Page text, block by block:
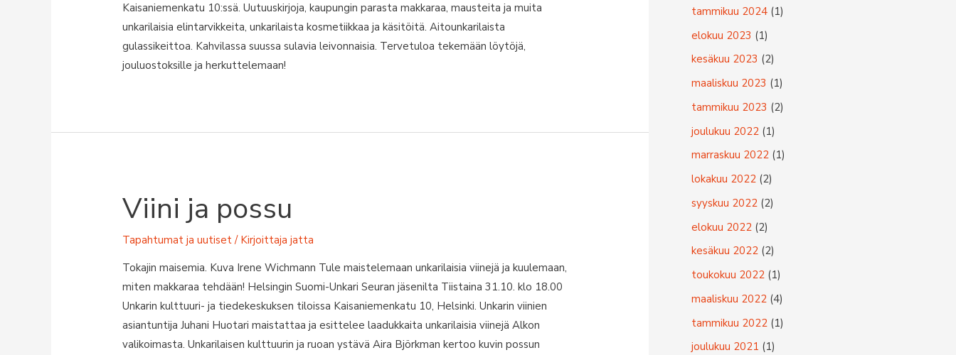
Kaisaniemenkatu 10:ssä. Uutuuskirjoja, kaupungin parasta makkaraa, mausteita ja muita
unkarilaisia elintarvikkeita, unkarilaista kosmetiikkaa ja käsitöitä. Aitounkarilaista
gulassikeittoa. Kahvilassa suussa sulavia leivonnaisia. Tervetuloa tekemään löytöjä,
jouluostoksille ja herkuttelemaan!
Viini ja possu
Tapahtumat ja uutiset/ Kirjoittajajatta
Tokajin maisemia. Kuva Irene Wichmann Tule maistelemaan unkarilaisia viinejä ja kuulemaan,
miten makkaraa tehdään! Helsingin Suomi-Unkari Seuran jäsenilta Tiistaina 31.10. klo 18.00
Unkarin kulttuuri- ja tiedekeskuksen tiloissa Kaisaniemenkatu 10, Helsinki. Unkarin viinien
asiantuntija Juhani Huotari maistattaa ja esittelee laadukkaita unkarilaisia viinejä Alkon
valikoimasta. Unkarilaisen kulttuurin ja ruoan ystävä Aira Björkman kertoo kuvin possun
tammikuu 2024 (1)
elokuu 2023 (1)
kesäkuu 2023 (2)
maaliskuu 2023 (1)
tammikuu 2023 (2)
joulukuu 2022 (1)
marraskuu 2022 (1)
lokakuu 2022 (2)
syyskuu 2022 (2)
elokuu 2022 (2)
kesäkuu 2022 (2)
toukokuu 2022 (1)
maaliskuu 2022 (4)
tammikuu 2022 (1)
joulukuu 2021 (1)